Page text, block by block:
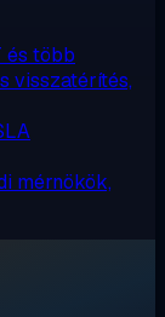
és több
visszatérítés,
mérnökök,